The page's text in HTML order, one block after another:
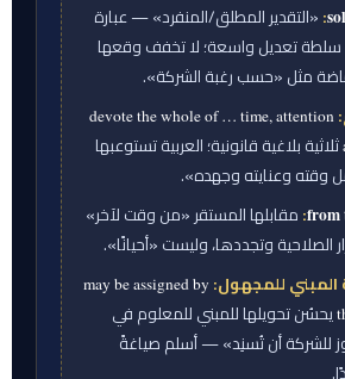
الولاء.
هذه الاتفاقية، يُعيَّن المدير
الرئيس التنفيذي للشركة،
المنصب ومسؤولياته. ويجوز
إليه من وقت لآخر مهام إضافية أو
يجوز تعديل منصبه وتوصيفه الوظيفي
من وقت لآخر وفق التقدير
التنفيذي كامل وقته المهني
لأداء عمله، ويوافق على الالتزام
: «التقدير المطلق/المنفرد» — عبارة
سلطة تعديل واسعة؛ لا تخفف وقعها
مثل «حسب رغبة الشركة».
devote the whole of … time, attention
ثلاثية بلاغية قانونية؛ العربية تستوعبها
وقته وعنايته وجهده».
from
: مقابلها المستقر «من وقت لآخر»
الصلاحية وتجددها، وليست «أحيانًا».
للمجهول: may be assigned by
يحسُن تحويلها للمبني للمعلوم في
للشركة أن تُسنِد» — أسلم صياغةً